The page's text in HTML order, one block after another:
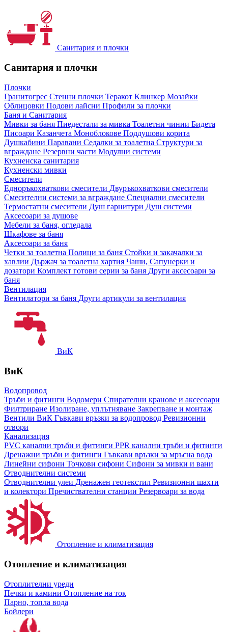
Санитария и плочки
Санитария и плочки
Плочки
Гранитогрес Стенни плочки Теракот Клинкер Мозайки
Облицовки Подови лайсни Профили за плочки
Баня и Санитария
Мивки за баня Пиедестали за мивка Тоалетни чинии Бидета
Писоари Казанчета Моноблокове Поддушови корита
Душкабини Паравани Седалки за тоалетна Структури за
вграждане Резервни части Модулни системи
Кухненска санитария
Кухненски мивки
Смесители
Едноръкохваткови смесители Двуръкохваткови смесители
Смесителни системи за вграждане Специални смесители
Термостатни смесители Душ гарнитури Душ системи
Аксесоари за душове
Мебели за баня, огледала
Шкафове за баня
Аксесоари за баня
Четки за тоалетна Полици за баня Стойки и закачалки за
хавлии Държач за тоалетна хартия Чаши, Сапунерки и
дозатори Комплект готови серии за баня Други аксесоари за
баня
Вентилация
Вентилатори за баня Други артикули за вентилация
ВиК
ВиК
Водопровод
Тръби и фитинги Водомери Спирателни кранове и аксесоари
Филтриране Изолиране, уплътняване Закрепване и монтаж
Вентили ВиК Гъвкави връзки за водопровод Ревизионни
отвори
Канализация
PVC канални тръби и фитинги PPR канални тръби и фитинги
Дренажни тръби и фитинги Гъвкави връзки за мръсна вода
Линейни сифони Точкови сифони Сифони за мивки и вани
Отводнителни системи
Отводнителни улеи Дренажен геотекстил Ревизионни шахти
и колектори Пречиствателни станции Резервоари за вода
Отопление и климатизация
Отопление и климатизация
Отоплителни уреди
Печки и камини Отопление на ток
Парно, топла вода
Бойлери